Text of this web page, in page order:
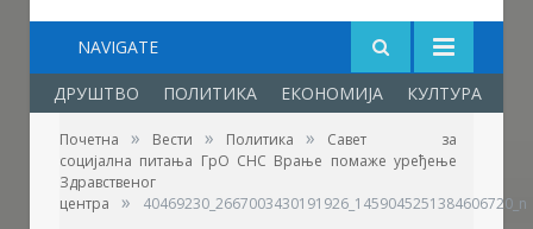
NAVIGATE
ДРУШТВО ПОЛИТИКА ЕКОНОМИЈА КУЛТУРА
Почетна » Вести » Политика »
Савет за
социјална питања ГрО СНС Врање помаже уређење
Здравственог
центра
» 40469230_2667003430191926_1459045251384606720_n